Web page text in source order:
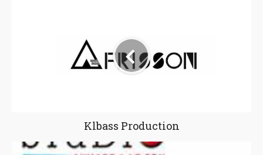
Klbass Production